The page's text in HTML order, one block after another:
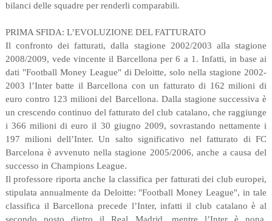
bilanci delle squadre per renderli comparabili.
PRIMA SFIDA: L’EVOLUZIONE DEL FATTURATO
Il confronto dei fatturati, dalla stagione 2002/2003 alla stagione
2008/2009, vede vincente il Barcellona per 6 a 1. Infatti, in base ai
dati "Football Money League" di Deloitte, solo nella stagione 2002-
2003 l’Inter batte il Barcellona con un fatturato di 162 milioni di
euro contro 123 milioni del Barcellona. Dalla stagione successiva è
un crescendo continuo del fatturato del club catalano, che raggiunge
i 366 milioni di euro il 30 giugno 2009, sovrastando nettamente i
197 milioni dell’Inter. Un salto significativo nel fatturato di FC
Barcelona è avvenuto nella stagione 2005/2006, anche a causa del
successo in Champions League.
Il professore riporta anche la classifica per fatturati dei club europei,
stipulata annualmente da Deloitte: "Football Money League", in tale
classifica il Barcellona precede l’Inter, infatti il club catalano è al